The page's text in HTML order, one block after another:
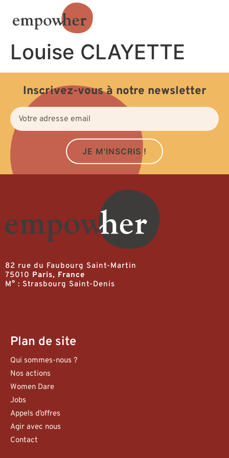
Louise CLAYETTE
Inscrivez-vous à notre newsletter
JE M'INSCRIS !
82 rue du Faubourg Saint-Martin
75010 Paris, France
M° : Strasbourg Saint-Denis
Plan de site
Qui sommes-nous ?
Nos actions
Women Dare
Jobs
Appels d’offres
Agir avec nous
Contact